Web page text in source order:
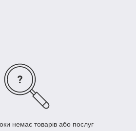
немає товарів або послуг